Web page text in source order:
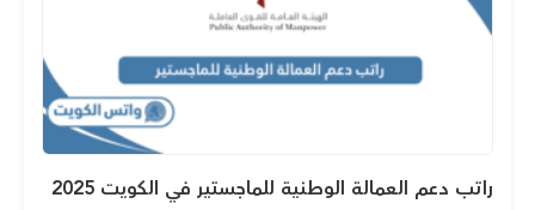
راتب دعم العمالة الوطنية للماجستير في الكويت 2025